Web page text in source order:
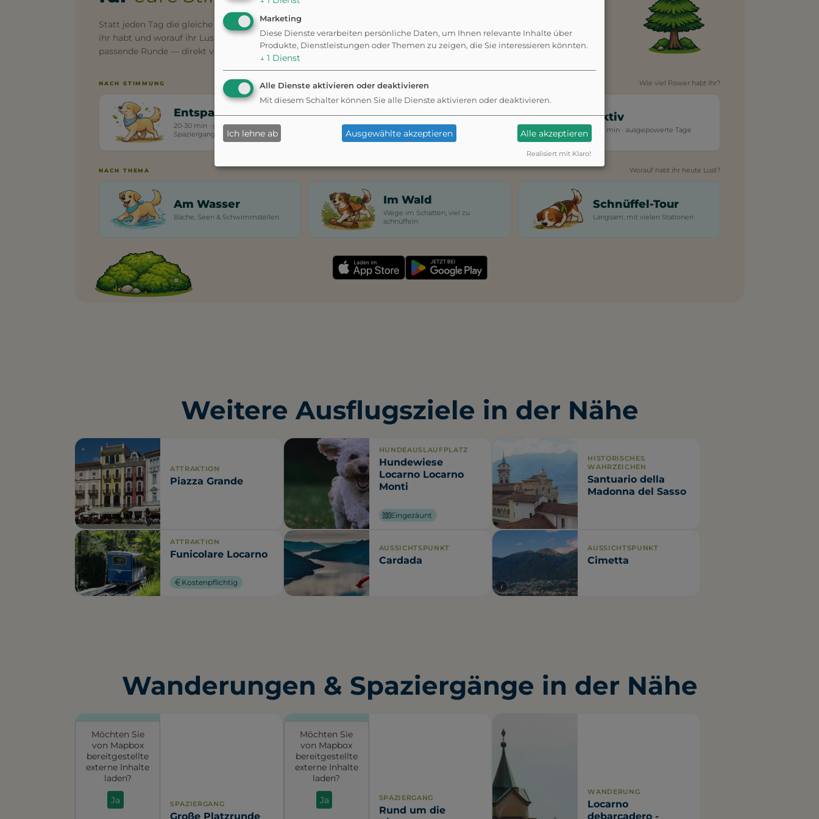
Statt jeden Tag die gleiche Runde: Sag der App, wie viel Zeit
ihr habt und worauf ihr Lust habt: wir bauen euch eine
passende Runde — direkt von eurem Standort.
NACH STIMMUNG Wie viel Power habt ihr?
Entspannt
20-30 min · gemütlicher
Spaziergang
Schnell
unter 20 min · für zwischendurch
Aktiv
45+ min · ausgepowerte Tage
NACH THEMA Worauf habt ihr heute Lust?
Am Wasser
Bäche, Seen & Schwimmstellen
Im Wald
Wege im Schatten, viel zu
schnüffeln
Schnüffel-Tour
Langsam, mit vielen Stationen
Weitere Ausflugsziele in der Nähe
ATTRAKTION
Piazza Grande
HUNDEAUSLAUFPLATZ
Hundewiese
Locarno Locarno
Monti
Eingezäunt
HISTORISCHES
WAHRZEICHEN
Santuario della
Madonna del Sasso
ATTRAKTION
Funicolare Locarno
Kostenpflichtig
AUSSICHTSPUNKT
Cardada
i
AUSSICHTSPUNKT
Cimetta
Wanderungen & Spaziergänge in der Nähe
Möchten Sie
von Mapbox
bereitgestellte
externe Inhalte
laden?
Ja
SPAZIERGANG
Große Platzrunde
Möchten Sie
von Mapbox
bereitgestellte
externe Inhalte
laden?
Ja
SPAZIERGANG
Rund um die
WANDERUNG
Locarno
debarcadero -
Marketing
Diese Dienste verarbeiten persönliche Daten, um Ihnen relevante Inhalte über
Produkte, Dienstleistungen oder Themen zu zeigen, die Sie interessieren könnten.
↓ 1 Dienst
Alle Dienste aktivieren oder deaktivieren
Mit diesem Schalter können Sie alle Dienste aktivieren oder deaktivieren.
Ich lehne ab Ausgewählte akzeptieren Alle akzeptieren
Realisiert mit Klaro!